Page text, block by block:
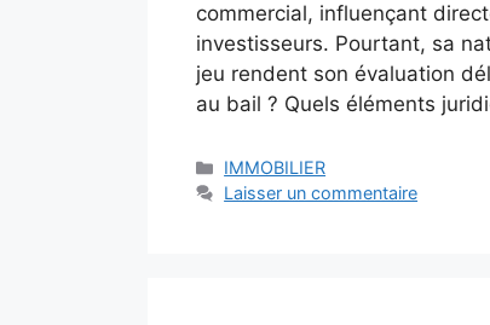
commercial, influençant
investisseurs. Pourtant, sa
jeu rendent son évaluation
au bail ? Quels éléments
Catégories
IMMOBILIER
Laisser un commentaire